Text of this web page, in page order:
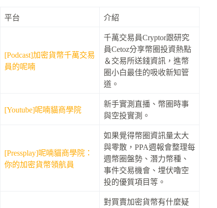
平台 介紹
[Podcast]加密貨幣千萬交易
員的呢喃
千萬交易員Cryptor跟研究
員Cetoz分享幣圈投資熱點
＆交易所送錢資訊，進幣
圈小白最佳的吸收新知管
道。
[Youtube]呢喃貓商學院
新手實測直播、幣圈時事
與空投實測。
[Pressplay]呢喃貓商學院：
你的加密貨幣領航員
如果覺得幣圈資訊量太大
與零散，PPA週報會整理每
週幣圈盤勢、潛力幣種、
事件交易機會、埋伏嚕空
投的優質項目等。
對買賣加密貨幣有什麼疑